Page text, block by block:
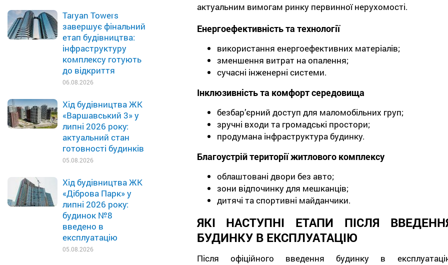
Taryan Towers
завершує фінальний
етап будівництва:
інфраструктуру
комплексу готують
до відкриття
06.08.2026
Хід будівництва ЖК
«Варшавський 3» у
липні 2026 року:
актуальний стан
готовності будинків
05.08.2026
Хід будівництва ЖК
«Діброва Парк» у
липні 2026 року:
будинок №8
введено в
експлуатацію
05.08.2026
актуальним вимогам ринку первинної нерухомості.
Енергоефективність та технології
використання енергоефективних матеріалів;
зменшення витрат на опалення;
сучасні інженерні системи.
Інклюзивність та комфорт середовища
безбар’єрний доступ для маломобільних груп;
зручні входи та громадські простори;
продумана інфраструктура будинку.
Благоустрій території житлового комплексу
облаштовані двори без авто;
зони відпочинку для мешканців;
дитячі та спортивні майданчики.
ЯКІ НАСТУПНІ ЕТАПИ ПІСЛЯ
БУДИНКУ В ЕКСПЛУАТАЦІЮ
Після офіційного введення будинку в